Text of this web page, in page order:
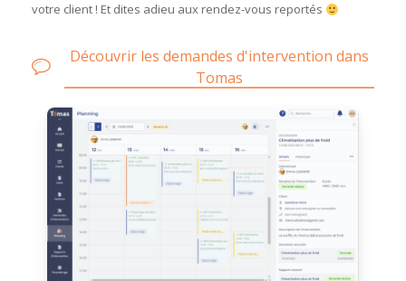
votre client ! Et dites adieu aux rendez-vous reportés
Découvrir les demandes d'intervention dans
Tomas